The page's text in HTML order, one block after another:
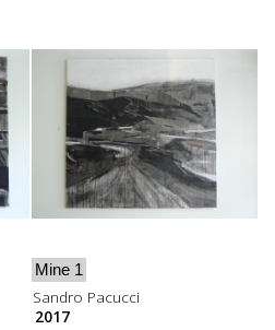
Mine 1
Sandro Pacucci
2017